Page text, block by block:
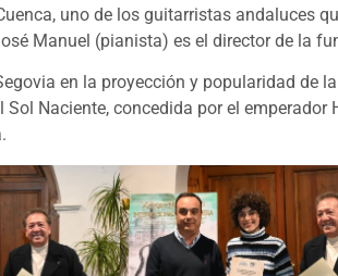
uno de los guitarristas andaluces
Manuel (pianista) es el director de la
en la proyección y popularidad de
Sol Naciente, concedida por el